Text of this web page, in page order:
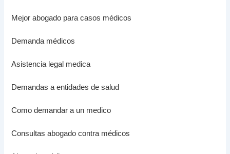
Mejor abogado para casos médicos
Demanda médicos
Asistencia legal medica
Demandas a entidades de salud
Como demandar a un medico
Consultas abogado contra médicos